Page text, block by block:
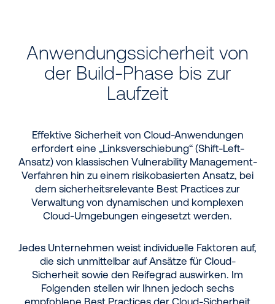
Anwendungssicherheit von
der Build-Phase bis zur
Laufzeit
Effektive Sicherheit von Cloud-Anwendungen
erfordert eine „Linksverschiebung“ (Shift-Left-
Ansatz) von klassischen Vulnerability Management-
Verfahren hin zu einem risikobasierten Ansatz, bei
dem sicherheitsrelevante Best Practices zur
Verwaltung von dynamischen und komplexen
Cloud-Umgebungen eingesetzt werden.
Jedes Unternehmen weist individuelle Faktoren auf,
die sich unmittelbar auf Ansätze für Cloud-
Sicherheit sowie den Reifegrad auswirken. Im
Folgenden stellen wir Ihnen jedoch sechs
empfohlene Best Practices der Cloud-Sicherheit